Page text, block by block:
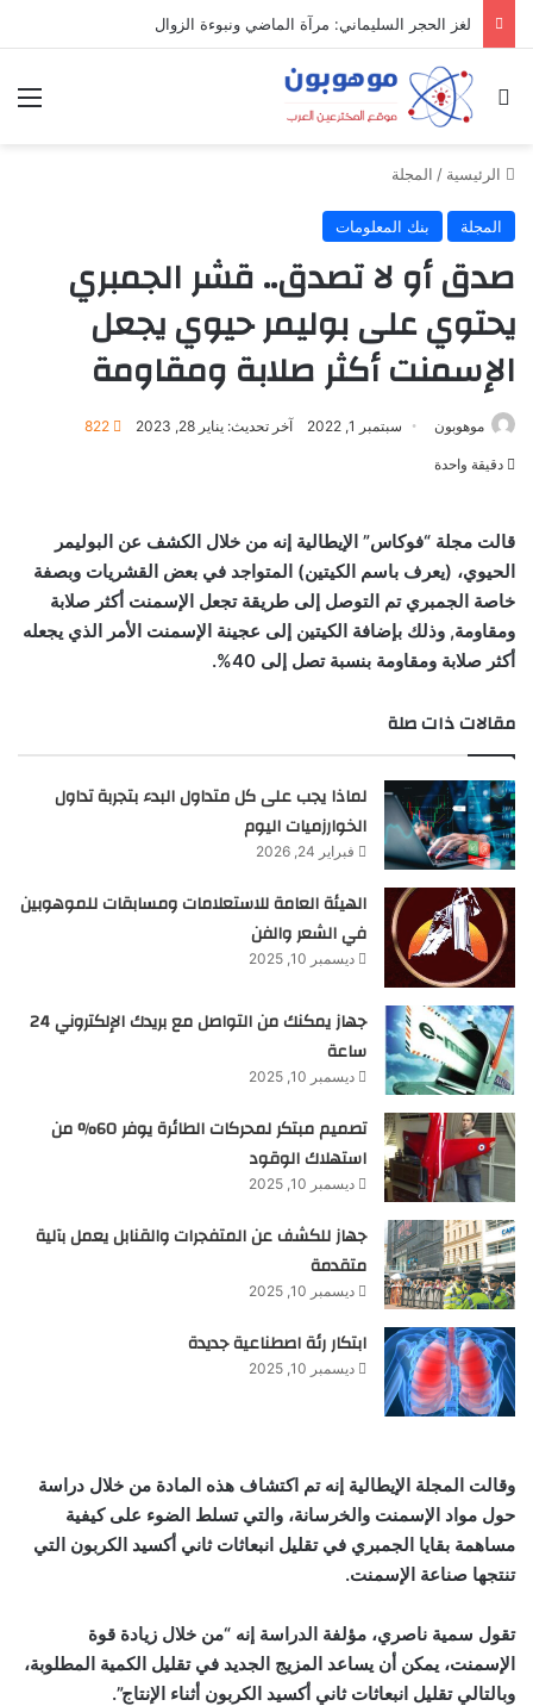
لغز الحجر السليماني: مرآة الماضي ونبوءة الزوال
بحث عن
الرئيسية / المجلة
المجلة بنك المعلومات
صدق أو لا تصدق.. قشر الجمبري
يحتوي على بوليمر حيوي يجعل
الإسمنت أكثر صلابة ومقاومة
موهوبون سبتمبر 1, 2022 آخر تحديث: يناير 28, 2023 822
دقيقة واحدة
قالت مجلة “فوكاس” الإيطالية إنه من خلال الكشف عن البوليمر
الحيوي، (يعرف باسم الكيتين) المتواجد في بعض القشريات وبصفة
خاصة الجمبري تم التوصل إلى طريقة تجعل الإسمنت أكثر صلابة
ومقاومة, وذلك بإضافة الكيتين إلى عجينة الإسمنت الأمر الذي يجعله
أكثر صلابة ومقاومة بنسبة تصل إلى 40%.
مقالات ذات صلة
لماذا يجب على كل متداول البدء بتجربة تداول
الخوارزميات اليوم
فبراير 24, 2026
الهيئة العامة للاستعلامات ومسابقات للموهوبين
في الشعر والفن
ديسمبر 10, 2025
جهاز يمكنك من التواصل مع بريدك الإلكتروني 24
ساعة
ديسمبر 10, 2025
تصميم مبتكر لمحركات الطائرة يوفر 60% من
استهلاك الوقود
ديسمبر 10, 2025
جهاز للكشف عن المتفجرات والقنابل يعمل بآلية
متقدمة
ديسمبر 10, 2025
ابتكار رئة اصطناعية جديدة
ديسمبر 10, 2025
وقالت المجلة الإيطالية إنه تم اكتشاف هذه المادة من خلال دراسة
حول مواد الإسمنت والخرسانة، والتي تسلط الضوء على كيفية
مساهمة بقايا الجمبري في تقليل انبعاثات ثاني أكسيد الكربون التي
تنتجها صناعة الإسمنت.
تقول سمية ناصري، مؤلفة الدراسة إنه “من خلال زيادة قوة
الإسمنت، يمكن أن يساعد المزيج الجديد في تقليل الكمية المطلوبة،
وبالتالي تقليل انبعاثات ثاني أكسيد الكربون أثناء الإنتاج”.